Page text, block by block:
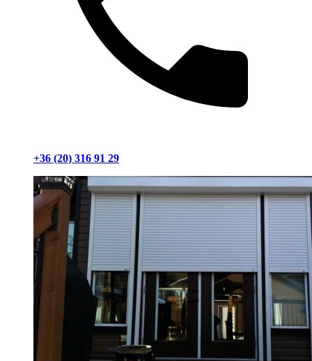
+36 (20) 316 91 29